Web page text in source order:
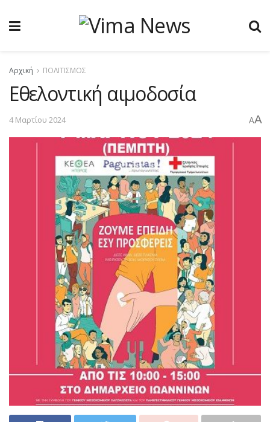
Αρχική ΠΟΛΙΤΙΣΜΟΣ
Εθελοντική αιμοδοσία
4 Μαρτίου 2024 AA